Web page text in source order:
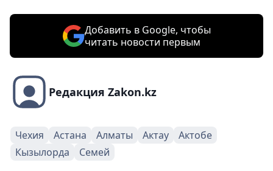
Добавить в Google, чтобы
читать новости первым
Редакция Zakon.kz
Чехия Астана Алматы Актау
Актобе
Кызылорда
Семей